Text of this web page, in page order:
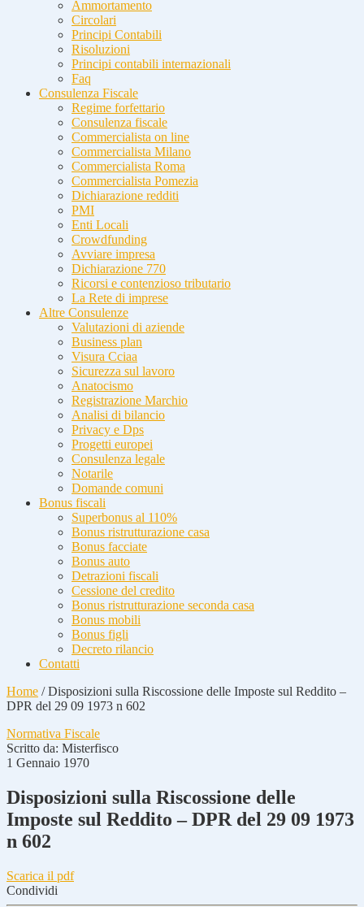
Ammortamento
Circolari
Principi Contabili
Risoluzioni
Principi contabili internazionali
Faq
Consulenza Fiscale
Regime forfettario
Consulenza fiscale
Commercialista on line
Commercialista Milano
Commercialista Roma
Commercialista Pomezia
Dichiarazione redditi
PMI
Enti Locali
Crowdfunding
Avviare impresa
Dichiarazione 770
Ricorsi e contenzioso tributario
La Rete di imprese
Altre Consulenze
Valutazioni di aziende
Business plan
Visura Cciaa
Sicurezza sul lavoro
Anatocismo
Registrazione Marchio
Analisi di bilancio
Privacy e Dps
Progetti europei
Consulenza legale
Notarile
Domande comuni
Bonus fiscali
Superbonus al 110%
Bonus ristrutturazione casa
Bonus facciate
Bonus auto
Detrazioni fiscali
Cessione del credito
Bonus ristrutturazione seconda casa
Bonus mobili
Bonus figli
Decreto rilancio
Contatti
Home /Disposizioni sulla Riscossione delle Imposte sul Reddito –
DPR del 29 09 1973 n 602
Normativa Fiscale
Scritto da: Misterfisco
1 Gennaio 1970
Disposizioni sulla Riscossione delle
Imposte sul Reddito – DPR del 29 09 1973
n 602
Scarica il pdf
Condividi